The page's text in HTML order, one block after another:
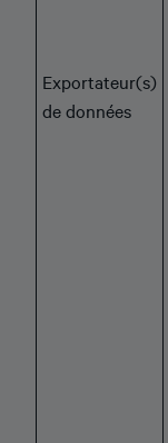
Exportateur(s)
de données